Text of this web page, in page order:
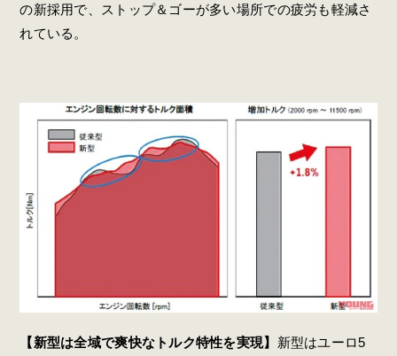
の新採用で、ストップ＆ゴーが多い場所での疲労も軽減さ
れている。
【新型は全域で爽快なトルク特性を実現】 新型はユーロ5